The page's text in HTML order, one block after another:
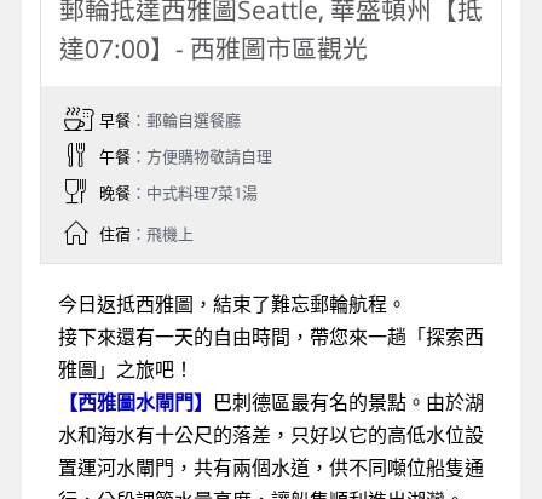
郵輪抵達西雅圖Seattle, 華盛頓州【抵
達07:00】- 西雅圖市區觀光
早餐：郵輪自選餐廳
午餐：方便購物敬請自理
晚餐：中式料理7菜1湯
住宿：飛機上
今日返抵西雅圖，結束了難忘郵輪航程。
接下來還有一天的自由時間，帶您來一趟「探索西
雅圖」之旅吧！
【西雅圖水閘門】
巴刺德區最有名的景點。由於湖
水和海水有十公尺的落差，只好以它的高低水位設
置運河水閘門，共有兩個水道，供不同噸位船隻通